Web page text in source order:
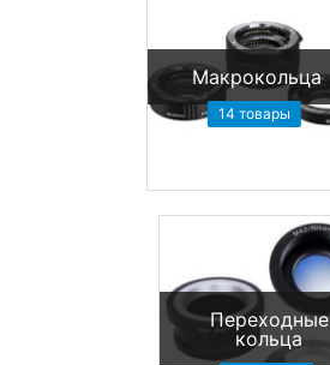
Макрокольца
14 товары
Переходные
кольца